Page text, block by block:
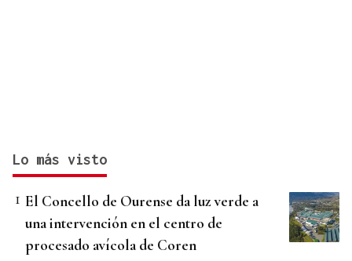
Lo más visto
El Concello de Ourense da luz verde a
una intervención en el centro de
procesado avícola de Coren